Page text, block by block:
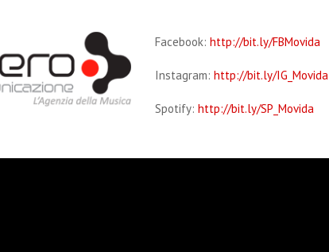
Facebook: http://bit.ly/FBMovida
Instagram: http://bit.ly/IG_Movida
Spotify: http://bit.ly/SP_Movida